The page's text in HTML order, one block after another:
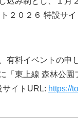
２０２６ 特設サ
有料イベントの申
「東上線 森林公
イトURL: https://